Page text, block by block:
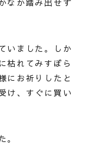
なか踏み出せず
いました。しか
枯れてみすぼら
にお祈りしたと
け、すぐに買い